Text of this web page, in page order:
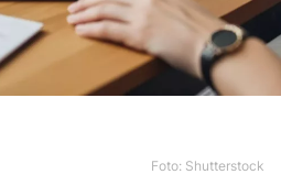
Foto: Shutterstock